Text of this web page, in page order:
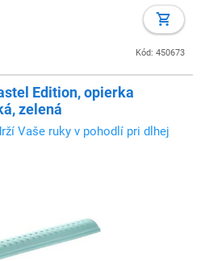
Kód: 450673
Edition, opierka
zelená
Vaše ruky v pohodlí pri dlhej